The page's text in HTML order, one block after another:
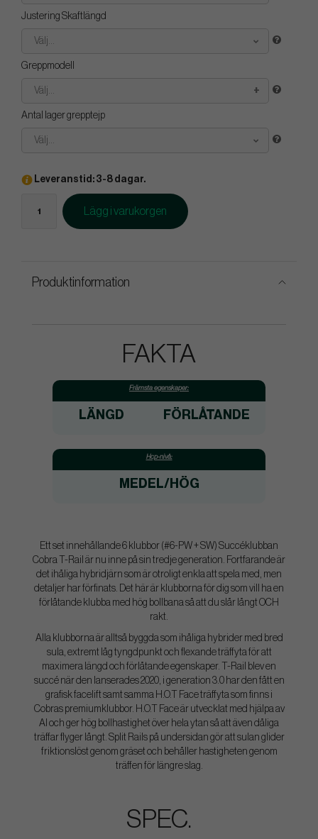
Justering Skaftlängd
Välj...
Greppmodell
Välj...
Antal lager grepptejp
Välj...
Leveranstid: 3-8 dagar.
Lägg i varukorgen
Produktinformation
FAKTA
Främsta egenskaper:
LÄNGD FÖRLÅTANDE
Hcp-nivå:
MEDEL/HÖG
Ett set innehållande 6 klubbor (#6-PW + SW) Succéklubban
Cobra T-Rail är nu inne på sin tredje generation. Fortfarande är
det ihåliga hybridjärn som är otroligt enkla att spela med, men
detaljer har förfinats. Det här är klubborna för dig som vill ha en
förlåtande klubba med hög bollbana så att du slår långt OCH
rakt.
Alla klubborna är alltså byggda som ihåliga hybrider med bred
sula, extremt låg tyngdpunkt och flexande träffyta för att
maximera längd och förlåtande egenskaper. T-Rail blev en
succé när den lanserades 2020, i generation 3.0 har den fått en
grafisk facelift samt samma H.O.T Face träffyta som finns i
Cobras premiumklubbor. H.O.T Face är utvecklat med hjälpa av
AI och ger hög bollhastighet över hela ytan så att även dåliga
träffar flyger långt. Split Rails på undersidan gör att sulan glider
friktionslöst genom gräset och behåller hastigheten genom
träffen för längre slag.
SPEC.